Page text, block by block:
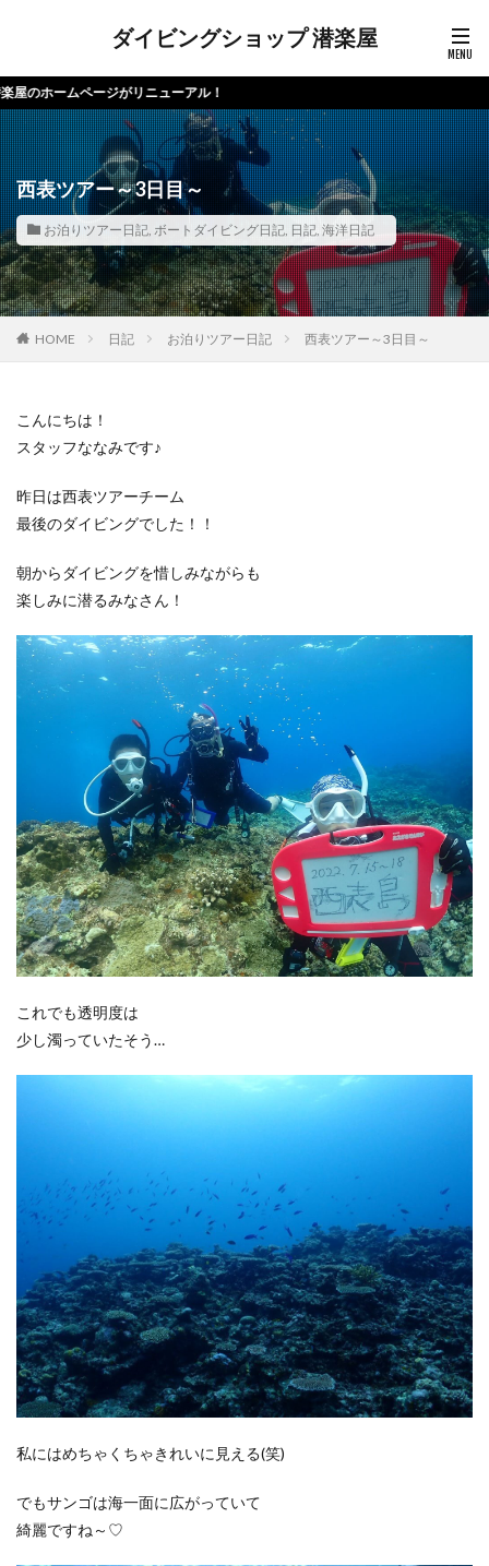
ダイビングショップ 潜楽屋
がリニューアル！
西表ツアー～3日目～
お泊りツアー日記, ボートダイビング日記, 日記, 海洋日記
HOME 日記 お泊りツアー日記 西表ツアー～3日目～
こんにちは！
スタッフななみです♪
昨日は西表ツアーチーム
最後のダイビングでした！！
朝からダイビングを惜しみながらも
楽しみに潜るみなさん！
これでも透明度は
少し濁っていたそう…
私にはめちゃくちゃきれいに見える(笑)
でもサンゴは海一面に広がっていて
綺麗ですね～♡